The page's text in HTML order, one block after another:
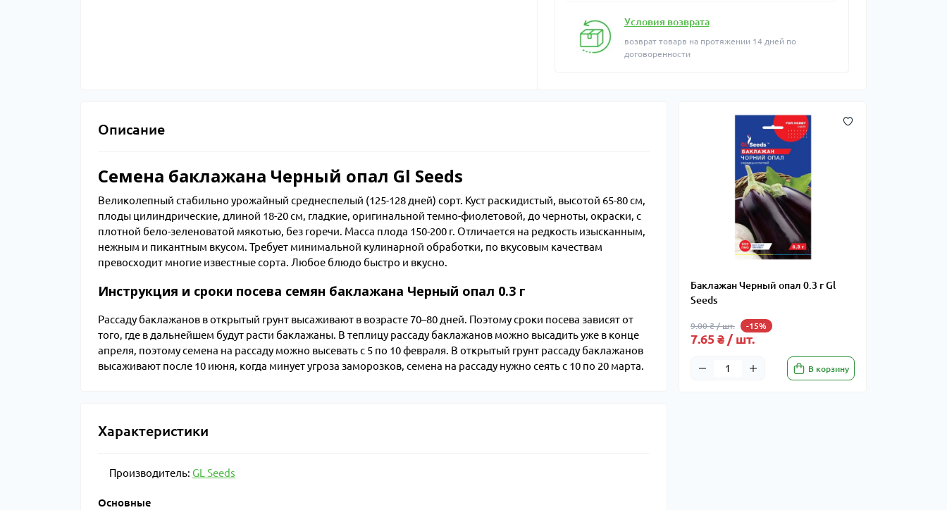
Условия возврата
возврат товарв на протяжении 14 дней по
договоренности
Баклажан Черный опал 0.3 г Gl
Seeds
9.00 ₴ / шт. -15%
7.65 ₴ / шт.
В корзину
Описание
Семена баклажана Черный опал Gl Seeds
Великолепный стабильно урожайный среднеспелый (125-128 дней) сорт. Куст раскидистый, высотой 65-80 см,
плоды цилиндрические, длиной 18-20 см, гладкие, оригинальной темно-фиолетовой, до черноты, окраски, с
плотной бело-зеленоватой мякотью, без горечи. Масса плода 150-200 г. Отличается на редкость изысканным,
нежным и пикантным вкусом. Требует минимальной кулинарной обработки, по вкусовым качествам
превосходит многие известные сорта. Любое блюдо быстро и вкусно.
Инструкция и сроки посева семян баклажана Черный опал 0.3 г
Рассаду баклажанов в открытый грунт высаживают в возрасте 70–80 дней. Поэтому сроки посева зависят от
того, где в дальнейшем будут расти баклажаны. В теплицу рассаду баклажанов можно высадить уже в конце
апреля, поэтому семена на рассаду можно высевать с 5 по 10 февраля. В открытый грунт рассаду баклажанов
высаживают после 10 июня, когда минует угроза заморозков, семена на рассаду нужно сеять с 10 по 20 марта.
Характеристики
Производитель: GL Seeds
Основные